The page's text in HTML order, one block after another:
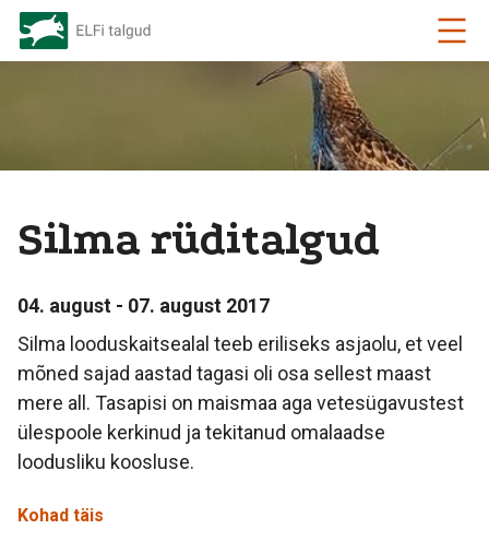
Silma rüditalgud
04. august - 07. august 2017
Silma looduskaitsealal teeb eriliseks asjaolu, et veel
mõned sajad aastad tagasi oli osa sellest maast
mere all. Tasapisi on maismaa aga vetesügavustest
ülespoole kerkinud ja tekitanud omalaadse
loodusliku koosluse.
Kohad täis